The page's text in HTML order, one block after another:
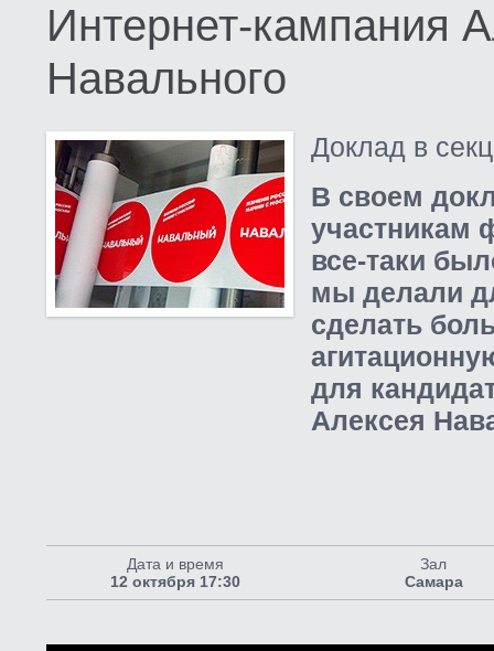
Интернет-кампания
Навального
Доклад в
В своем
участникам
все-таки
мы делали
сделать
для
Алексея
Дата и время
12 октября 17:30
Зал
Самара